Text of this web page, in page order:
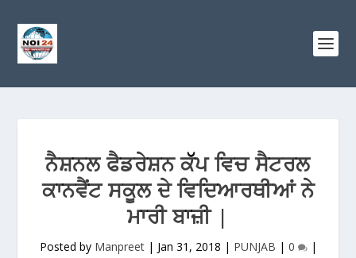
ਨੈਸ਼ਨਲ ਫੈਡਰੇਸ਼ਨ ਕੱੱਪ ਵਿਚ ਸੈਟਰਲ
ਕਾਨਵੈਂਟ ਸਕੂਲ ਦੇ ਵਿਦਿਆਰਥੀਆਂ ਨੇ
ਮਾਰੀ ਬਾਜ਼ੀ |
Posted by Manpreet| Jan 31, 2018 | PUNJAB | 0 |